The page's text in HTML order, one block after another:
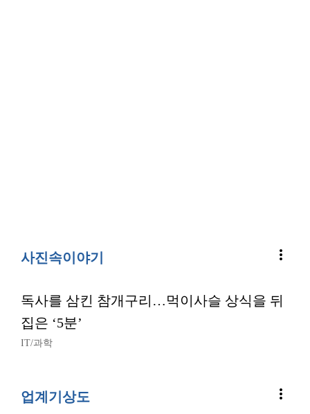
사진속이야기 more_vert
독사를 삼킨 참개구리…먹이사슬 상식을 뒤
집은 ‘5분’
IT/과학
업계기상도 more_vert